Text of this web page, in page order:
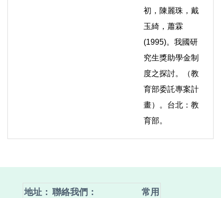
初，陳麗珠，戴
玉綺，蕭霖
(1995)。我國研
究生獎助學金制
度之探討。（教
育部委託專案計
畫）。台北：教
育部。
地址： 聯絡我們 ：
常用